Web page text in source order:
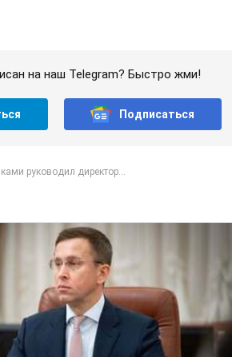
на наш Telegram? Быстро жми!
Подписаться
руководил директор...